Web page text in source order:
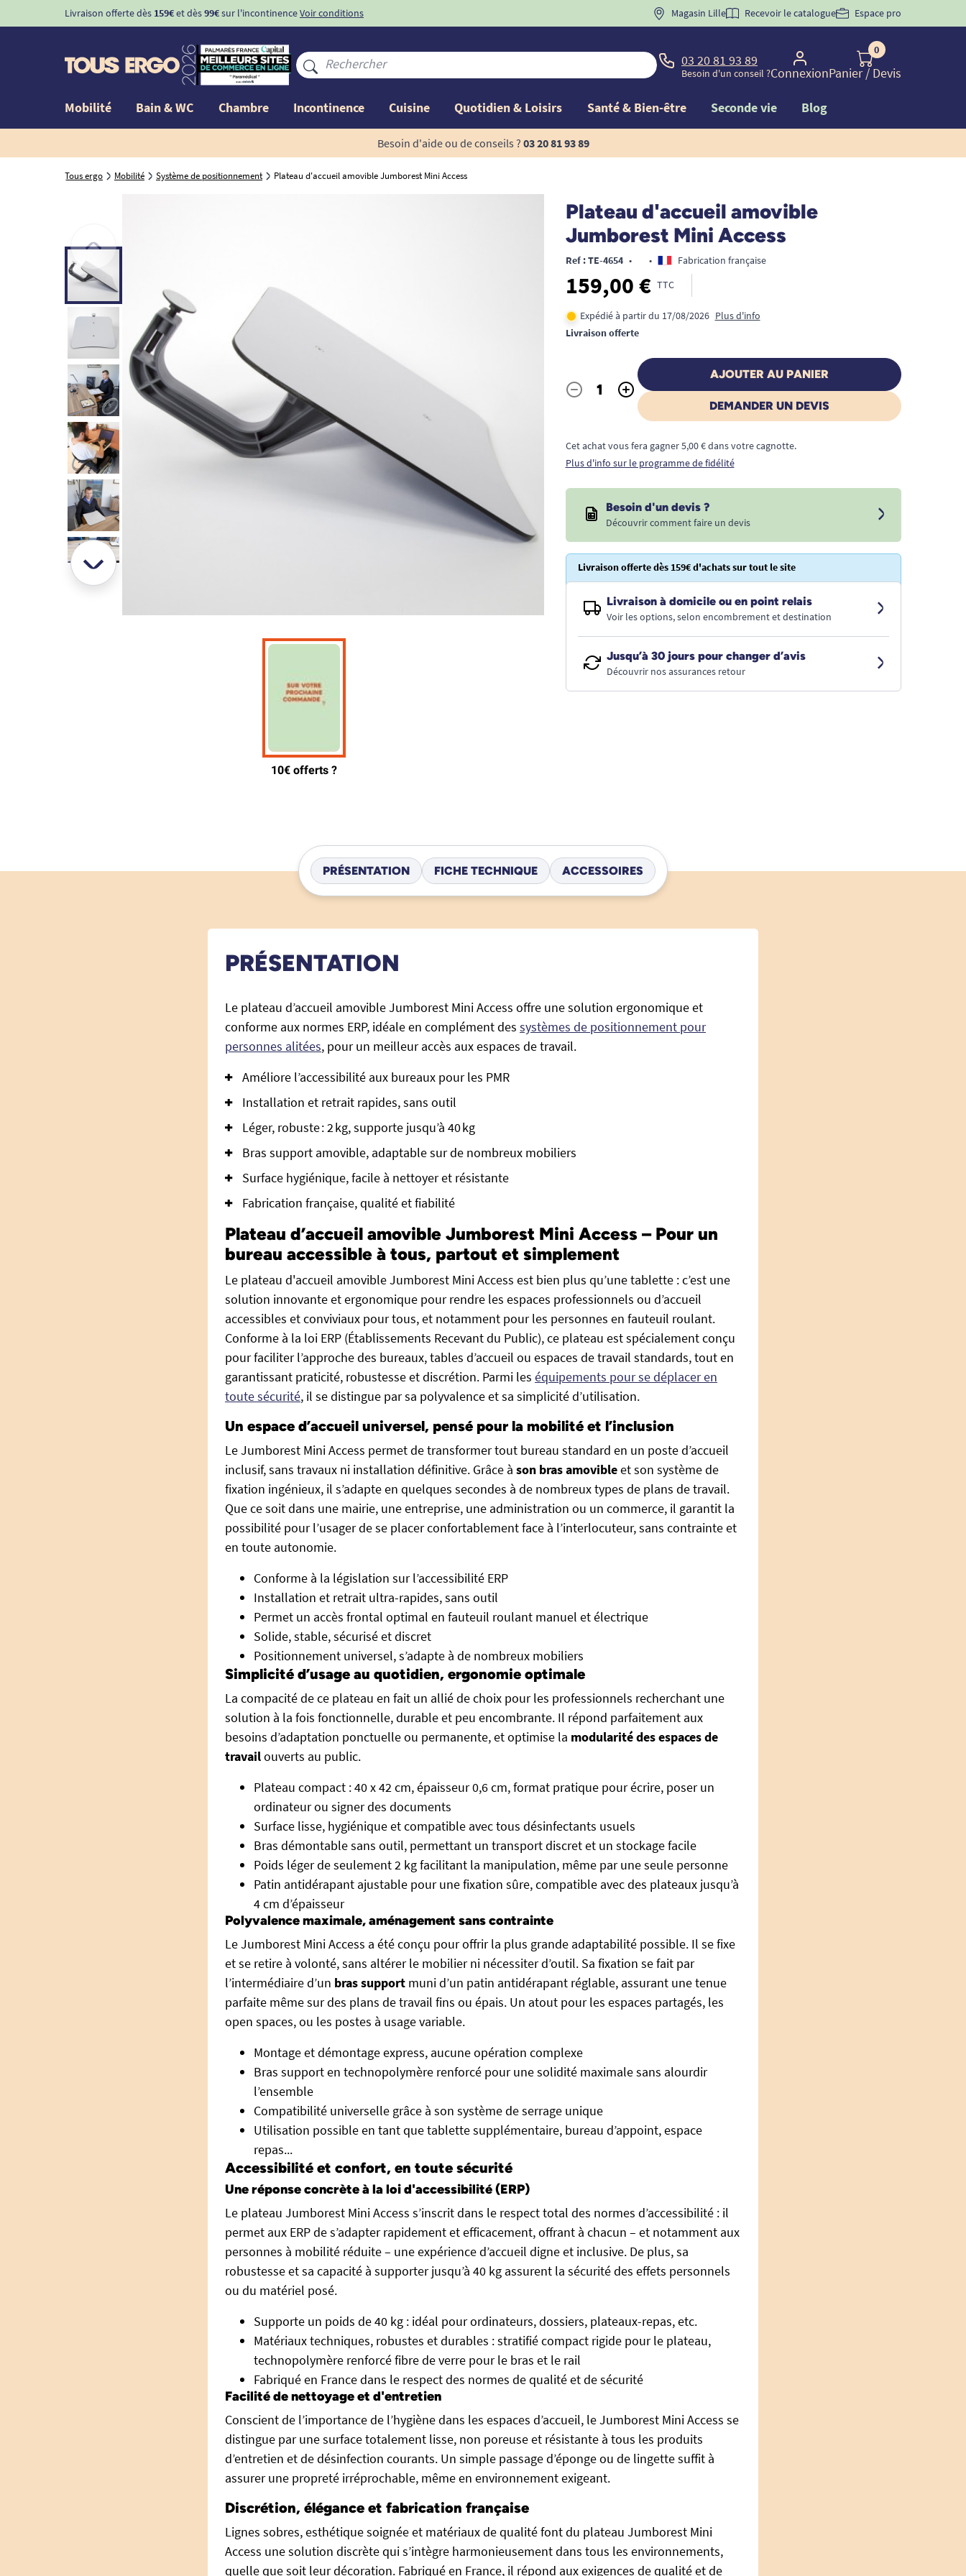
Livraison offerte dès 159€et dès99€sur l'incontinenceVoir conditions BIENVENUE" pourla 1ère commande d'incontinence
Magasin Lille Recevoir le catalogue Espace pro
03 20 81 93 89
Besoin d'un conseil ?Connexion
0
Panier/ Devis
Mobilité Bain & WC Chambre Incontinence Cuisine Quotidien & Loisirs Santé & Bien-être Seconde vie Blog
Besoin d'aide ou de conseils ? 03 20 81 93 89
Tous ergo Mobilité Système de positionnement Plateau d'accueil amovible Jumborest Mini Access
Plateau d'accueil amovible
Jumborest Mini Access
Ref : TE-4654 • • Fabrication française
159,00 € TTC
Expédié à partir du 17/08/2026 Plus d'info
Livraison offerte
Quantité
- +
AJOUTER AU PANIER
DEMANDER UN DEVIS
Cet achat vous fera gagner 5,00 € dans votre cagnotte.
Plus d'info sur le programme de fidélité
Besoin d'un devis ?
Découvrir comment faire un devis
Livraison offerte dès 159€ d'achats sur tout le site
Livraison à domicile ou en point relais
Voir les options, selon encombrement et destination
Jusqu’à 30 jours pour changer d’avis
Découvrir nos assurances retour
PRÉSENTATION FICHE TECHNIQUE ACCESSOIRES
PRÉSENTATION
Le plateau d’accueil amovible Jumborest Mini Access offre une solution ergonomique et
conforme aux normes ERP, idéale en complément des systèmes de positionnement pour
personnes alitées, pour un meilleur accès aux espaces de travail.
Améliore l’accessibilité aux bureaux pour les PMR
Installation et retrait rapides, sans outil
Léger, robuste : 2 kg, supporte jusqu’à 40 kg
Bras support amovible, adaptable sur de nombreux mobiliers
Surface hygiénique, facile à nettoyer et résistante
Fabrication française, qualité et fiabilité
Plateau d’accueil amovible Jumborest Mini Access – Pour un
bureau accessible à tous, partout et simplement
Le plateau d'accueil amovible Jumborest Mini Access est bien plus qu’une tablette : c’est une
solution innovante et ergonomique pour rendre les espaces professionnels ou d’accueil
accessibles et conviviaux pour tous, et notamment pour les personnes en fauteuil roulant.
Conforme à la loi ERP (Établissements Recevant du Public), ce plateau est spécialement conçu
pour faciliter l’approche des bureaux, tables d’accueil ou espaces de travail standards, tout en
garantissant praticité, robustesse et discrétion. Parmi les équipements pour se déplacer en
toute sécurité, il se distingue par sa polyvalence et sa simplicité d’utilisation.
Un espace d’accueil universel, pensé pour la mobilité et l’inclusion
Le Jumborest Mini Access permet de transformer tout bureau standard en un poste d’accueil
inclusif, sans travaux ni installation définitive. Grâce à son bras amovibleet son système de
fixation ingénieux, il s’adapte en quelques secondes à de nombreux types de plans de travail.
Que ce soit dans une mairie, une entreprise, une administration ou un commerce, il garantit la
possibilité pour l’usager de se placer confortablement face à l’interlocuteur, sans contrainte et
en toute autonomie.
Conforme à la législation sur l’accessibilité ERP
Installation et retrait ultra-rapides, sans outil
Permet un accès frontal optimal en fauteuil roulant manuel et électrique
Solide, stable, sécurisé et discret
Positionnement universel, s’adapte à de nombreux mobiliers
Simplicité d’usage au quotidien, ergonomie optimale
La compacité de ce plateau en fait un allié de choix pour les professionnels recherchant une
solution à la fois fonctionnelle, durable et peu encombrante. Il répond parfaitement aux
besoins d’adaptation ponctuelle ou permanente, et optimise la modularité des espaces de
travailouverts au public.
Plateau compact : 40 x 42 cm, épaisseur 0,6 cm, format pratique pour écrire, poser un
ordinateur ou signer des documents
Surface lisse, hygiénique et compatible avec tous désinfectants usuels
Bras démontable sans outil, permettant un transport discret et un stockage facile
Poids léger de seulement 2 kg facilitant la manipulation, même par une seule personne
Patin antidérapant ajustable pour une fixation sûre, compatible avec des plateaux jusqu’à
4 cm d’épaisseur
Polyvalence maximale, aménagement sans contrainte
Le Jumborest Mini Access a été conçu pour offrir la plus grande adaptabilité possible. Il se fixe
et se retire à volonté, sans altérer le mobilier ni nécessiter d’outil. Sa fixation se fait par
l’intermédiaire d’un bras support muni d’un patin antidérapant réglable, assurant une tenue
parfaite même sur des plans de travail fins ou épais. Un atout pour les espaces partagés, les
open spaces, ou les postes à usage variable.
Montage et démontage express, aucune opération complexe
Bras support en technopolymère renforcé pour une solidité maximale sans alourdir
l’ensemble
Compatibilité universelle grâce à son système de serrage unique
Utilisation possible en tant que tablette supplémentaire, bureau d’appoint, espace
repas...
Accessibilité et confort, en toute sécurité
Une réponse concrète à la loi d'accessibilité (ERP)
Le plateau Jumborest Mini Access s’inscrit dans le respect total des normes d’accessibilité : il
permet aux ERP de s’adapter rapidement et efficacement, offrant à chacun – et notamment aux
personnes à mobilité réduite – une expérience d’accueil digne et inclusive. De plus, sa
robustesse et sa capacité à supporter jusqu’à 40 kg assurent la sécurité des effets personnels
ou du matériel posé.
Supporte un poids de 40 kg : idéal pour ordinateurs, dossiers, plateaux-repas, etc.
Matériaux techniques, robustes et durables : stratifié compact rigide pour le plateau,
technopolymère renforcé fibre de verre pour le bras et le rail
Fabriqué en France dans le respect des normes de qualité et de sécurité
Facilité de nettoyage et d'entretien
Conscient de l’importance de l’hygiène dans les espaces d’accueil, le Jumborest Mini Access se
distingue par une surface totalement lisse, non poreuse et résistante à tous les produits
d’entretien et de désinfection courants. Un simple passage d’éponge ou de lingette suffit à
assurer une propreté irréprochable, même en environnement exigeant.
Discrétion, élégance et fabrication française
Lignes sobres, esthétique soignée et matériaux de qualité font du plateau Jumborest Mini
Access une solution discrète qui s’intègre harmonieusement dans tous les environnements,
quelle que soit leur décoration. Fabriqué en France, il répond aux exigences de qualité et de